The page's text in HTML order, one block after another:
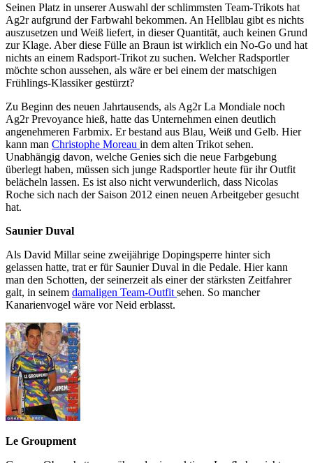
Seinen Platz in unserer Auswahl der schlimmsten Team-Trikots hat
Ag2r aufgrund der Farbwahl bekommen. An Hellblau gibt es nichts
auszusetzen und Weiß liefert, in dieser Quantität, auch keinen Grund
zur Klage. Aber diese Fülle an Braun ist wirklich ein No-Go und hat
nichts an einem Radsport-Trikot zu suchen. Welcher Radsportler
möchte schon aussehen, als wäre er bei einem der matschigen
Frühlings-Klassiker gestürzt?
Zu Beginn des neuen Jahrtausends, als Ag2r La Mondiale noch
Ag2r Prevoyance hieß, hatte das Unternehmen einen deutlich
angenehmeren Farbmix. Er bestand aus Blau, Weiß und Gelb. Hier
kann man Christophe Moreau in dem alten Trikot sehen.
Unabhängig davon, welche Genies sich die neue Farbgebung
überlegt haben, müssen sich junge Radsportler heute für ihr Outfit
belächeln lassen. Es ist also nicht verwunderlich, dass Nicolas
Roche sich nach der Saison 2012 einen neuen Arbeitgeber gesucht
hat.
Saunier Duval
Als David Millar seine zweijährige Dopingsperre hinter sich
gelassen hatte, trat er für Saunier Duval in die Pedale. Hier kann
man den Schotten, der seinerzeit als einer der stärksten Zeitfahrer
galt, in seinem damaligen Team-Outfit sehen. So mancher
Kanarienvogel wäre vor Neid erblasst.
Le Groupment